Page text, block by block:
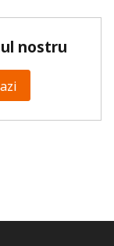
nostru